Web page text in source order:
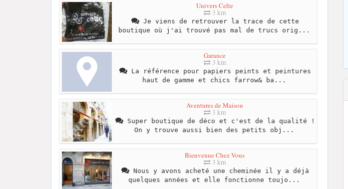
Univers Celte
3 km
Je viens de retrouver la trace de cette
boutique où j'ai trouvé pas mal de trucs orig...
Garance
3 km
La référence pour papiers peints et peintures
haut de gamme et chics farrow& ba...
Aventures de Maison
3 km
Super boutique de déco et c'est de la qualité !
On y trouve aussi bien des petits obj...
Bienvenue Chez Vous
3 km
Nous y avons acheté une cheminée il y a déjà
quelques années et elle fonctionne toujo...